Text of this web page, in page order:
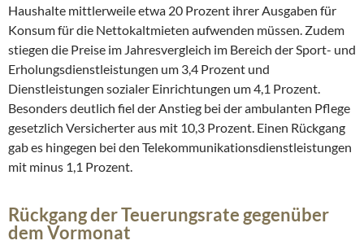
Haushalte mittlerweile etwa 20 Prozent ihrer Ausgaben für
Konsum für die Nettokaltmieten aufwenden müssen. Zudem
stiegen die Preise im Jahresvergleich im Bereich der Sport- und
Erholungsdienstleistungen um 3,4 Prozent und
Dienstleistungen sozialer Einrichtungen um 4,1 Prozent.
Besonders deutlich fiel der Anstieg bei der ambulanten Pflege
gesetzlich Versicherter aus mit 10,3 Prozent. Einen Rückgang
gab es hingegen bei den Telekommunikationsdienstleistungen
mit minus 1,1 Prozent.
Rückgang der Teuerungsrate gegenüber
dem Vormonat